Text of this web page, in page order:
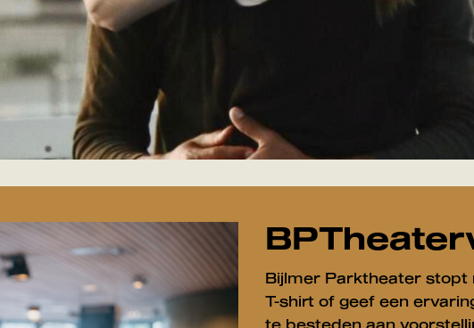
Bijlmer Parktheater stopt
T-shirt of geef een
te besteden aan